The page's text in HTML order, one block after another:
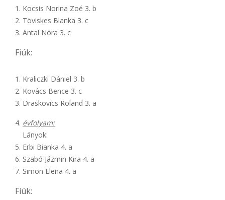
Kocsis Norina Zoé 3. b
Töviskes Blanka 3. c
Antal Nóra 3. c
Fiúk:
Kraliczki Dániel 3. b
Kovács Bence 3. c
Draskovics Roland 3. a
évfolyam:
Lányok:
Erbi Bianka 4. a
Szabó Jázmin Kira 4. a
Simon Elena 4. a
Fiúk: